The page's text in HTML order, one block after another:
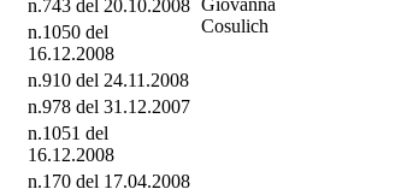
Cosulich
n.743 del 20.10.2008
n.1050 del
16.12.2008
n.910 del 24.11.2008
n.978 del 31.12.2007
n.1051 del
16.12.2008
n.170 del 17.04.2008